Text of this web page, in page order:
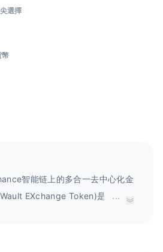
智能链上的多合一去中心化金
EXchange Token)是
...
選擇
幣